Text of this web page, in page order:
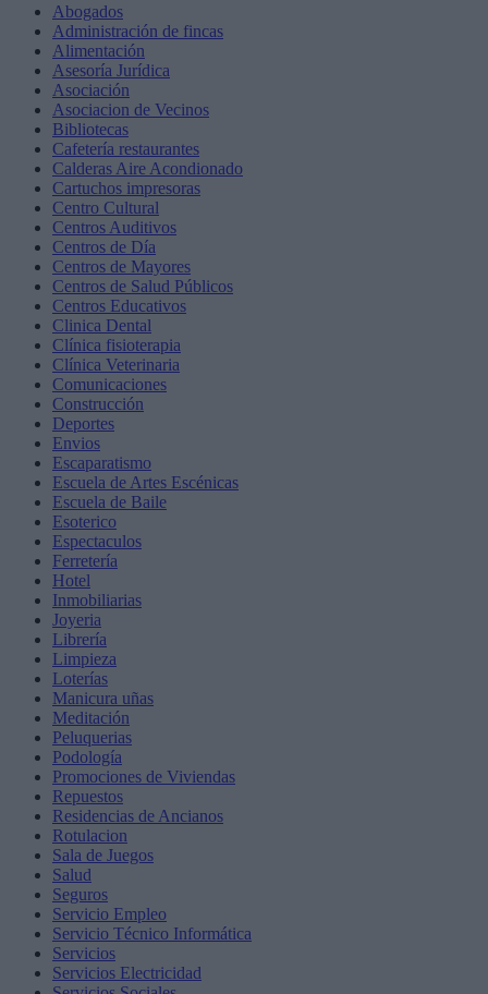
Abogados
Administración de fincas
Alimentación
Asesoría Jurídica
Asociación
Asociacion de Vecinos
Bibliotecas
Cafetería restaurantes
Calderas Aire Acondionado
Cartuchos impresoras
Centro Cultural
Centros Auditivos
Centros de Día
Centros de Mayores
Centros de Salud Públicos
Centros Educativos
Clinica Dental
Clínica fisioterapia
Clínica Veterinaria
Comunicaciones
Construcción
Deportes
Envios
Escaparatismo
Escuela de Artes Escénicas
Escuela de Baile
Esoterico
Espectaculos
Ferretería
Hotel
Inmobiliarias
Joyeria
Librería
Limpieza
Loterías
Manicura uñas
Meditación
Peluquerias
Podología
Promociones de Viviendas
Repuestos
Residencias de Ancianos
Rotulacion
Sala de Juegos
Salud
Seguros
Servicio Empleo
Servicio Técnico Informática
Servicios
Servicios Electricidad